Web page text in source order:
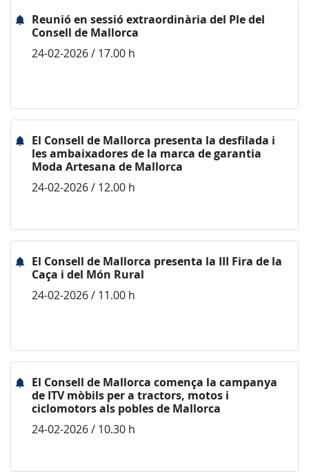
Reunió en sessió extraordinària del Ple del
Consell de Mallorca
24-02-2026 / 17.00 h
El Consell de Mallorca presenta la desfilada i
les ambaixadores de la marca de garantia
Moda Artesana de Mallorca
24-02-2026 / 12.00 h
El Consell de Mallorca presenta la III Fira de la
Caça i del Món Rural
24-02-2026 / 11.00 h
El Consell de Mallorca comença la campanya
de ITV mòbils per a tractors, motos i
ciclomotors als pobles de Mallorca
24-02-2026 / 10.30 h